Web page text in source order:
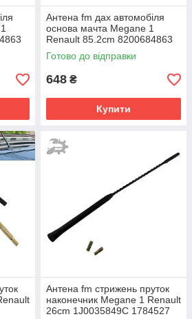
Антена fm дах автомобіля
основа мачта Megane 1
Renault 85.2сm 8200684863
7700309806 656110
Готово до відправки
648 ₴
Купити
Антена fm стрижень пруток
наконечник Megane 1 Renault
26cm 1J0035849C 1784527